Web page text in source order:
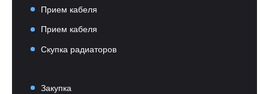
Прием кабеля
Прием кабеля
Скупка радиаторов
Закупка